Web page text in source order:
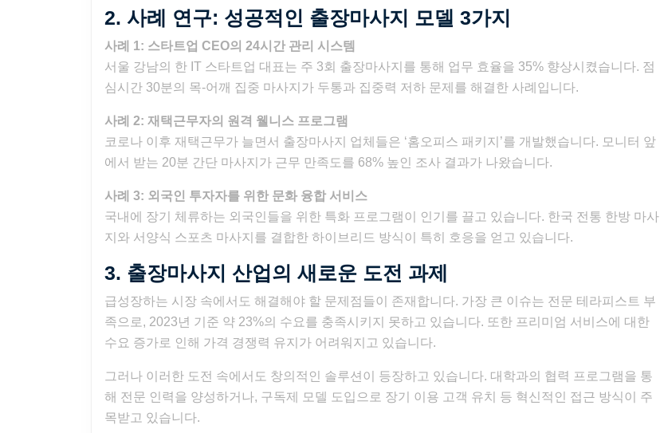
3
가
지
변
2. 사례 연구: 성공적인 출장마사지 모델 3가지
사례 1: 스타트업 CEO의 24시간 관리 시스템
서울 강남의 한 IT 스타트업 대표는 주 3회 출장마사지를 통해 업무 효율을 35% 향상시켰습니다. 점
심시간 30분의 목-어깨 집중 마사지가 두통과 집중력 저하 문제를 해결한 사례입니다.
사례 2: 재택근무자의 원격 웰니스 프로그램
코로나 이후 재택근무가 늘면서 출장마사지 업체들은 ‘홈오피스 패키지’를 개발했습니다. 모니터 앞
에서 받는 20분 간단 마사지가 근무 만족도를 68% 높인 조사 결과가 나왔습니다.
사례 3: 외국인 투자자를 위한 문화 융합 서비스
국내에 장기 체류하는 외국인들을 위한 특화 프로그램이 인기를 끌고 있습니다. 한국 전통 한방 마사
지와 서양식 스포츠 마사지를 결합한 하이브리드 방식이 특히 호응을 얻고 있습니다.
3. 출장마사지 산업의 새로운 도전 과제
급성장하는 시장 속에서도 해결해야 할 문제점들이 존재합니다. 가장 큰 이슈는 전문 테라피스트 부
족으로, 2023년 기준 약 23%의 수요를 충족시키지 못하고 있습니다. 또한 프리미엄 서비스에 대한
수요 증가로 인해 가격 경쟁력 유지가 어려워지고 있습니다.
그러나 이러한 도전 속에서도 창의적인 솔루션이 등장하고 있습니다. 대학과의 협력 프로그램을 통
해 전문 인력을 양성하거나, 구독제 모델 도입으로 장기 이용 고객 유치 등 혁신적인 접근 방식이 주
목받고 있습니다.